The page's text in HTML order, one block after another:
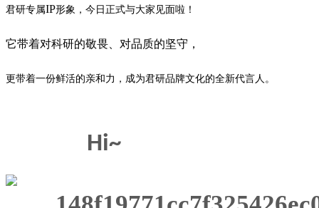
君研专属IP形象，今日正式与大家见面啦！
它带着对科研的敬畏、对品质的坚守，
更带着一份鲜活的亲和力，成为君研品牌文化的全新代言人。
Hi~